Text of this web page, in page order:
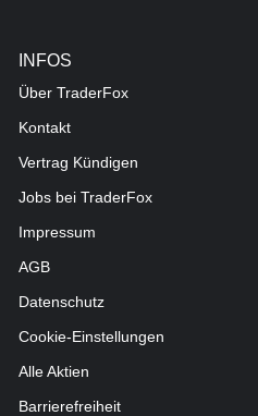
INFOS
Über TraderFox
Kontakt
Vertrag Kündigen
Jobs bei TraderFox
Impressum
AGB
Datenschutz
Cookie-Einstellungen
Alle Aktien
Barrierefreiheit